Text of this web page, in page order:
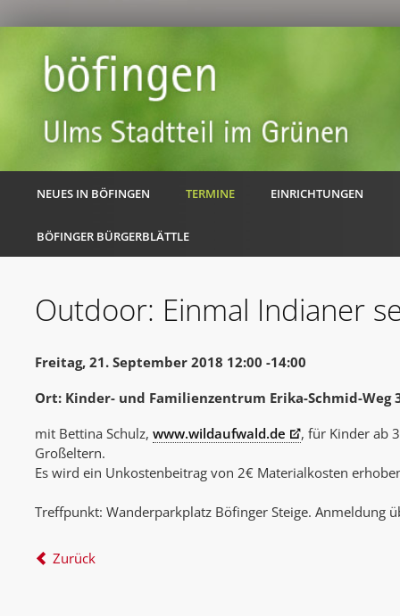
NEUES IN BÖFINGEN TERMINE EINRICHTUNGEN
BÖFINGER BÜRGERBLÄTTLE
Outdoor: Einmal Indianer
Freitag, 21. September 2018 12:00 -14:00
Ort: Kinder- und Familienzentrum Erika-Schmid-Weg
mit Bettina Schulz,www.wildaufwald.de
, für Kinder ab
Großeltern.
Es wird ein Unkostenbeitrag von 2€ Materialkosten
Treffpunkt: Wanderparkplatz Böfinger Steige. Anmeldung
Zurück